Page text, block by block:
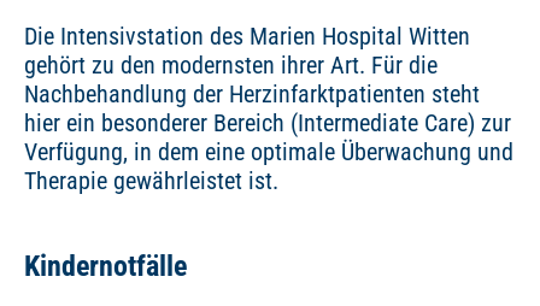
Die Intensivstation des Marien Hospital Witten
gehört zu den modernsten ihrer Art. Für die
Nachbehandlung der Herzinfarktpatienten steht
hier ein besonderer Bereich (Intermediate Care) zur
Verfügung, in dem eine optimale Überwachung und
Therapie gewährleistet ist.
Kindernotfälle